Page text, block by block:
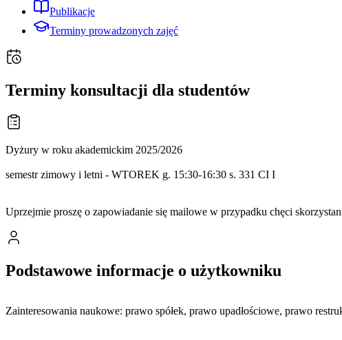
Publikacje
Terminy prowadzonych zajęć
Terminy konsultacji dla studentów
Dyżury w roku akademickim 2025/2026
semestr zimowy i letni - WTOREK g. 15:30-16:30 s. 331 CI I
Uprzejmie proszę o zapowiadanie się mailowe w przypadku chęci
Podstawowe informacje o użytkowniku
Zainteresowania naukowe: prawo spółek, prawo upadłościowe, prawo